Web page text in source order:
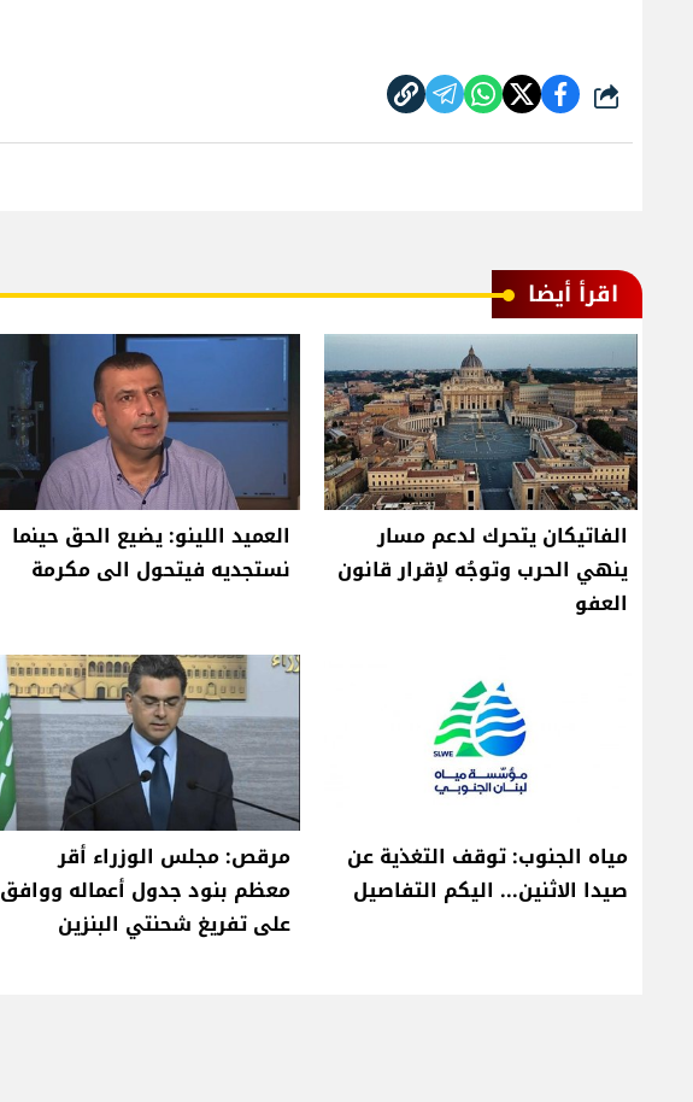
شارك
اقرأ أيضا
الفاتيكان يتحرك لدعم مسار
ينهي الحرب وتوجُه لإقرار قانون
العفو
العميد اللينو: يضيع الحق حينما
نستجديه فيتحول الى مكرمة
مياه الجنوب: توقف التغذية عن
صيدا الاثنين... اليكم التفاصيل
مرقص: مجلس الوزراء أقر
معظم بنود جدول أعماله ووافق
على تفريغ شحنتي البنزين